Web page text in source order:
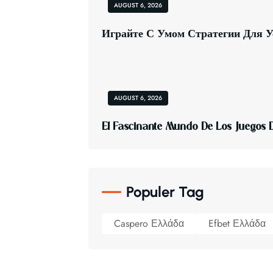
AUGUST 6, 2026
ИГРАЙТЕ С УМОМ СТРАТЕГИИ ДЛЯ У
AUGUST 6, 2026
EL FASCINANTE MUNDO DE LOS JUEGOS
Populer Tag
Caspero Ελλάδα Efbet Ελλάδα